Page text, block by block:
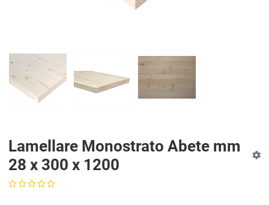
Lamellare Monostrato Abete mm
28 x 300 x 1200